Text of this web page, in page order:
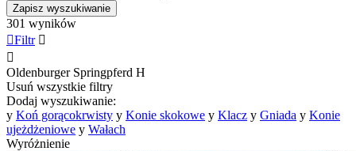
Zapisz wyszukiwanie
301 wyników
Filtr 

Oldenburger Springpferd H
Usuń wszystkie filtry
Dodaj wyszukiwanie:
y Koń gorącokrwisty y Konie skokowe y Klacz y Gniada y Konie
ujeżdżeniowe y Wałach
Wyróżnienie